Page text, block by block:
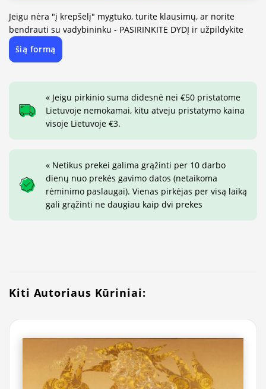
Jeigu nėra "į krepšelį" mygtuko, turite klausimų, ar norite
bendrauti su vadybininku - PASIRINKITE DYDĮ ir užpildykite
šią formą
« Jeigu pirkinio suma didesnė nei €50 pristatome
Lietuvoje nemokamai, kitu atveju pristatymo kaina
visoje Lietuvoje €3.
« Netikus prekei galima grąžinti per 10 darbo
dienų nuo prekės gavimo datos (netaikoma
rėminimo paslaugai). Vienas pirkėjas per visą laiką
gali grąžinti ne daugiau kaip dvi prekes
Kiti Autoriaus Kūriniai: